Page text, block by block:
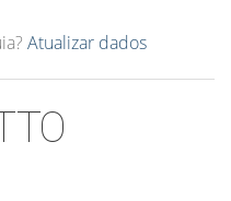
Atualizar dados